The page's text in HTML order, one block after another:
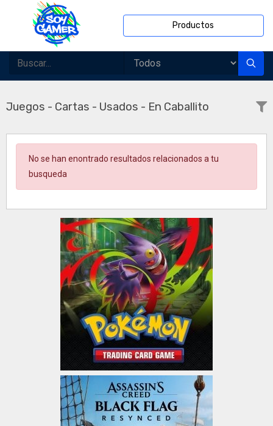
Productos
Juegos - Cartas - Usados - En Caballito
No se han enontrado resultados relacionados a tu
busqueda